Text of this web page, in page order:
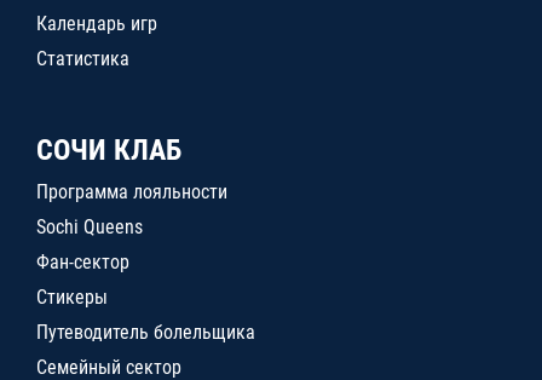
Календарь игр
Статистика
СОЧИ КЛАБ
Программа лояльности
Sochi Queens
Фан-сектор
Стикеры
Путеводитель болельщика
Семейный сектор